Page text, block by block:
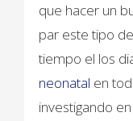
que hacer un
par este tipo
tiempo el los
neonatal en
investigando